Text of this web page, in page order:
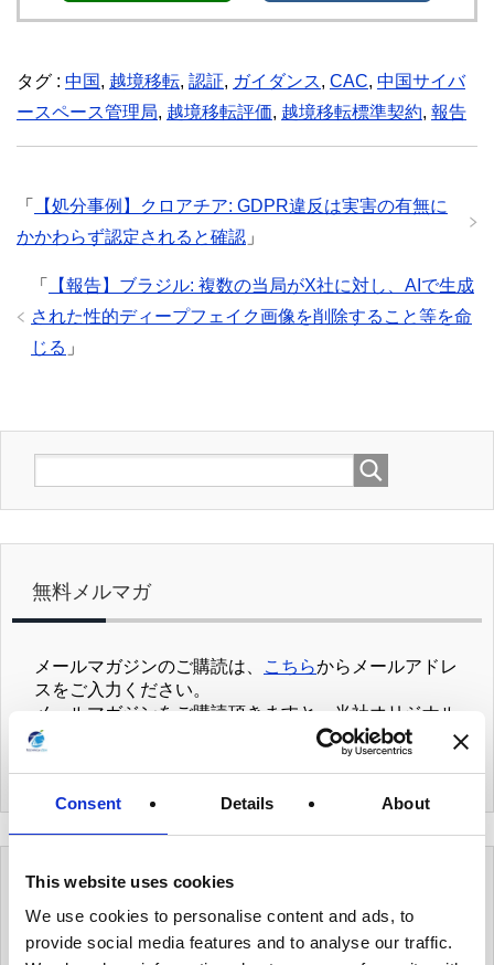
Consent Details About
This website uses cookies
We use cookies to personalise content and ads, to
provide social media features and to analyse our traffic.
タグ : 中国, 越境移転, 認証, ガイダンス, CAC, 中国サイバ
ースペース管理局, 越境移転評価, 越境移転標準契約, 報告
「
【処分事例】クロアチア: GDPR違反は実害の有無に
かかわらず認定されると確認 」
「
【報告】ブラジル: 複数の当局がX社に対し、AIで生成
された性的ディープフェイク画像を削除すること等を命
じる 」
無料メルマガ
メールマガジンのご購読は、 こちらからメールアドレ
スをご入力ください。
メールマガジンをご購読頂きますと、当社オリジナル
の
無料でプレゼント致しま
カテゴリー